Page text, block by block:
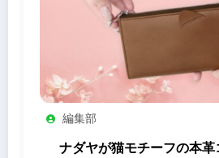
編集部
ナダヤが猫モチーフの本革